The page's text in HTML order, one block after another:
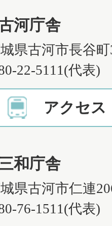
河庁舎
県古河市長谷
22-5111(代表)
アクセス
和庁舎
県古河市仁連
76-1511(代表)